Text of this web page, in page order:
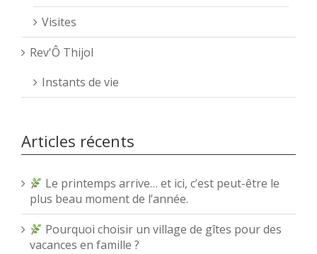
Visites
Rev'Ô Thijol
Instants de vie
Articles récents
Le printemps arrive… et ici, c’est peut-être le
plus beau moment de l’année.
Pourquoi choisir un village de gîtes pour des
vacances en famille ?